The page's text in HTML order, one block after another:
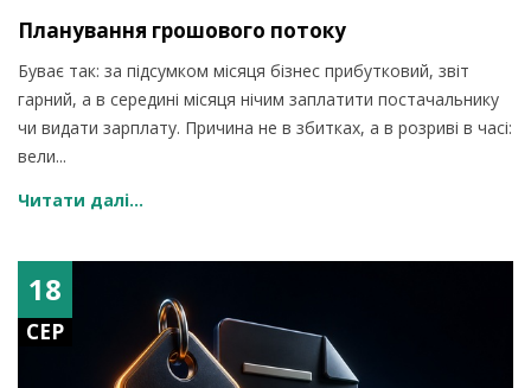
Планування грошового потоку
Буває так: за підсумком місяця бізнес прибутковий, звіт
гарний, а в середині місяця нічим заплатити постачальнику
чи видати зарплату. Причина не в збитках, а в розриві в часі:
вели...
Читати далі...
18
СЕР